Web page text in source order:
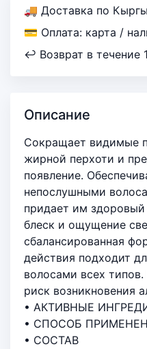
🚚 Доставка по
💳 Оплата: карта /
↩ Возврат в течение
Описание
Сокращает видимые
жирной перхоти и
появление.
непослушными
придает им
блеск и ощущение
сбалансированная
действия подходит
волосами всех
риск возникновения
• АКТИВНЫЕ
• СПОСОБ
• СОСТАВ